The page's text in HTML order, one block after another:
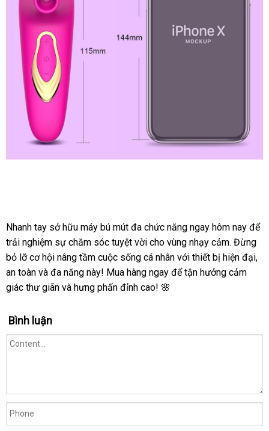
rẻ
cho
nữ
massage
điểm
giá
mút
đa
chức
năng
giá
nữ
massage
điểm
Nhanh tay sở hữu máy bú mút đa chức năng ngay hôm nay để
trải nghiệm sự chăm sóc tuyệt vời cho vùng nhạy cảm. Đừng
bỏ lỡ cơ hội nâng tầm cuộc sống cá nhân với thiết bị hiện đại,
an toàn và đa năng này! Mua hàng ngay để tận hưởng cảm
giác thư giãn và hưng phấn đỉnh cao! 🌸
Bình luận